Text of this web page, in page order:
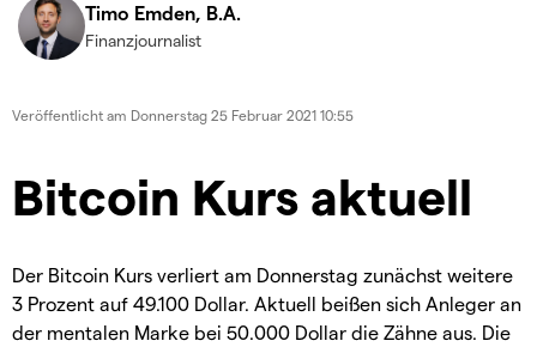
Timo Emden, B.A.
Finanzjournalist
Veröffentlicht am Donnerstag 25 Februar 2021 10:55
Bitcoin Kurs aktuell
Der Bitcoin Kurs verliert am Donnerstag zunächst weitere
3 Prozent auf 49.100 Dollar. Aktuell beißen sich Anleger an
der mentalen Marke bei 50.000 Dollar die Zähne aus. Die